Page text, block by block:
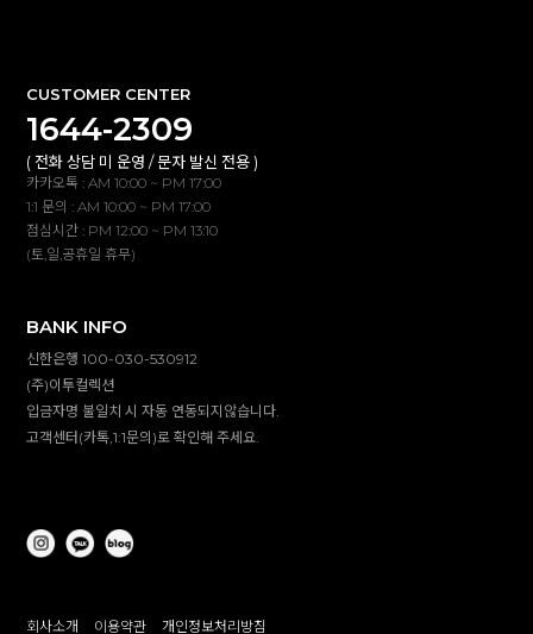
CUSTOMER CENTER
1644-2309
( 전화 상담 미 운영 / 문자 발신 전용 )
카카오톡 : AM 10:00 ~ PM 17:00
1:1 문의 : AM 10:00 ~ PM 17:00
점심시간 : PM 12:00 ~ PM 13:10
(토,일,공휴일 휴무)
BANK INFO
신한은행 100-030-530912
(주)이투컬렉션
입금자명 불일치 시 자동 연동되지않습니다.
고객센터(카톡,1:1문의)로 확인해 주세요.
회사소개 이용약관 개인정보처리방침